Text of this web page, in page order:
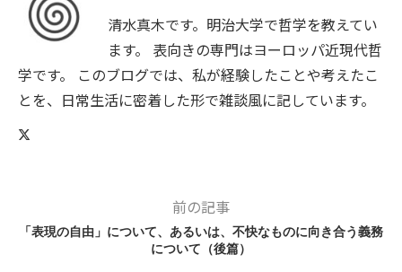
清水真木です。明治大学で哲学を教えてい
ます。 表向きの専門はヨーロッパ近現代哲
学です。 このブログでは、私が経験したことや考えたこ
とを、日常生活に密着した形で雑談風に記しています。
前の記事
「表現の自由」について、あるいは、不快なものに向き合う義務
について（後篇）